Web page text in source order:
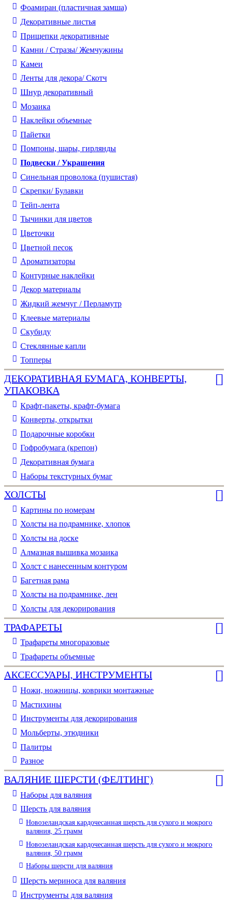
Фоамиран (пластичная замша)
Декоративные листья
Прищепки декоративные
Камни / Cтразы/ Жемчужины
Камеи
Ленты для декора/ Скотч
Шнур декоративный
Мозаика
Наклейки объемные
Пайетки
Помпоны, шары, гирлянды
Подвески / Украшения
Синельная проволока (пушистая)
Скрепки/ Булавки
Тейп-лента
Тычинки для цветов
Цветочки
Цветной песок
Ароматизаторы
Контурные наклейки
Декор материалы
Жидкий жемчуг / Перламутр
Клеевые материалы
Скубиду
Стеклянные капли
Топперы
ДЕКОРАТИВНАЯ БУМАГА, КОНВЕРТЫ,
УПАКОВКА
Крафт-пакеты, крафт-бумага
Конверты, открытки
Подарочные коробки
Гофробумага (крепон)
Декоративная бумага
Наборы текстурных бумаг
ХОЛСТЫ
Картины по номерам
Холсты на подрамнике, хлопок
Холсты на доске
Алмазная вышивка мозаика
Холст с нанесенным контуром
Багетная рама
Холсты на подрамнике, лен
Холсты для декорирования
ТРАФАРЕТЫ
Трафареты многоразовые
Трафареты объемные
АКСЕССУАРЫ, ИНСТРУМЕНТЫ
Ножи, ножницы, коврики монтажные
Мастихины
Инструменты для декорирования
Мольберты, этюдники
Палитры
Разное
ВАЛЯНИЕ ШЕРСТИ (ФЕЛТИНГ)
Наборы для валяния
Шерсть для валяния
Новозеландская кардочесанная шерсть для сухого и мокрого
валяния, 25 грамм
Новозеландская кардочесанная шерсть для сухого и мокрого
валяния, 50 грамм
Наборы шерсти для валяния
Шерсть мериноса для валяния
Инструменты для валяния